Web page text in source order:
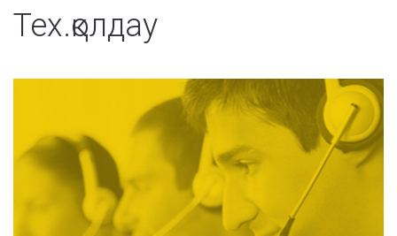
Контакты
vSAN
Тех.қолдау